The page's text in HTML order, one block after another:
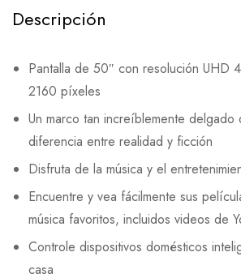
Descripción
Pantalla de 50″ con resolución UHD
2160 píxeles
Un marco tan increíblemente delgado
diferencia entre realidad y ficción
Disfruta de la música y el
Encuentre y vea fácilmente sus
música favoritos, incluidos videos de
Controle dispositivos domésticos
casa